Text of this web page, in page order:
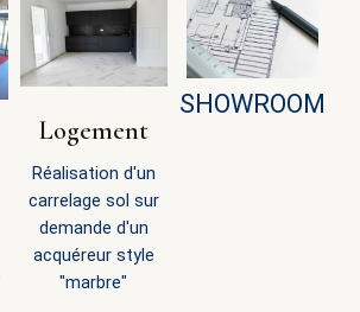
Logement
Réalisation d'un
carrelage sol sur
demande d'un
acquéreur style
"marbre"
SHOWROOM